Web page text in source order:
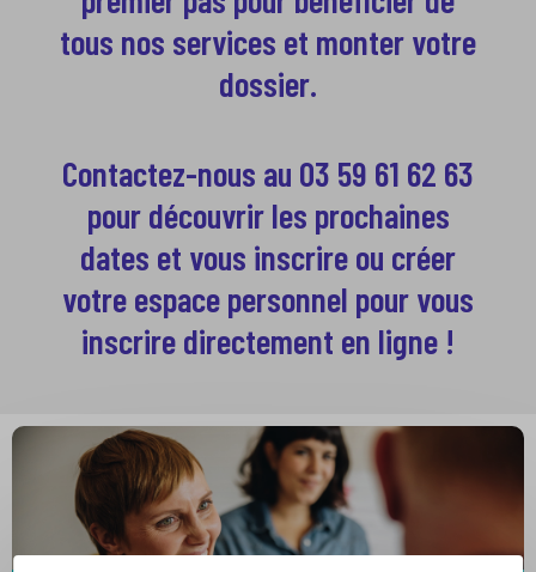
tous nos services et monter votre
dossier.
Contactez-nous au 03 59 61 62 63
pour découvrir les prochaines
dates et vous inscrire ou créer
votre espace personnel pour vous
inscrire directement en ligne !